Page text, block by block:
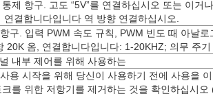
제 항구. 고도 “5V”를 연결하십시오 또는 이거
연결합니다입니다 역 방향 연결하십시오.
구. 입력 PWM 속도 규칙, PWM 빈도 때 아날
20K 옴, 연결합니다입니다: 1-20KHZ; 의무 주
내부 제어를 위해 사용하는
용 시작을 위해 당신이 사용하기 전에 사용을
를 위한 저항기를 제거하는 것을 확인하십시오